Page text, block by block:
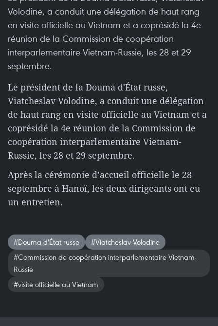
Volodine, a conduit une délégation de haut rang
en visite officielle au Vietnam et a coprésidé la 4e
réunion de la Commission de coopération
interparlementaire Vietnam-Russie, les 28 et 29
septembre.
Le président de la Douma d'État russe,
Viatcheslav Volodine, a conduit une délégation
de haut rang en visite officielle au Vietnam et a
coprésidé la 4e réunion de la Commission de
coopération interparlementaire Vietnam-
Russie, les 28 et 29 septembre.
Après la cérémonie d’accueil officielle le 28
septembre à Hanoï, les deux dirigeants ont eu
un entretien.
#Douma d'État russe
#Viatcheslav Volodine
#Commission de coopération interparlementaire Vietnam-
Russie
#visite officielle au Vietnam